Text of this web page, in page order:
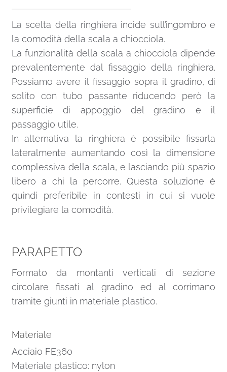
La scelta della ringhiera incide sull’ingombro e
la comodità della scala a chiocciola.
La funzionalità della scala a chiocciola dipende
prevalentemente dal fissaggio della ringhiera.
Possiamo avere il fissaggio sopra il gradino, di
solito con tubo passante riducendo però la
superficie di appoggio del gradino e il
passaggio utile.
In alternativa la ringhiera è possibile fissarla
lateralmente aumentando così la dimensione
complessiva della scala, e lasciando più spazio
libero a chi la percorre. Questa soluzione è
quindi preferibile in contesti in cui si vuole
privilegiare la comodità.
PARAPETTO
Formato da montanti verticali di sezione
circolare fissati al gradino ed al corrimano
tramite giunti in materiale plastico.
Materiale
Acciaio FE360
Materiale plastico: nylon